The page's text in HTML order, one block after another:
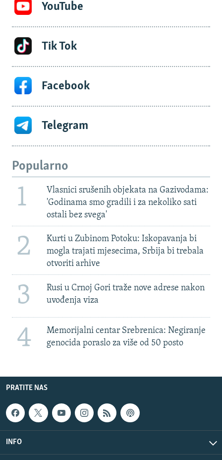
YouTube
Tik Tok
Facebook
Telegram
Popularno
1
Vlasnici srušenih objekata na Gazivodama:
'Godinama smo gradili i za nekoliko sati
ostali bez svega'
2
Kurti u Zubinom Potoku: Iskopavanja bi
mogla trajati mjesecima, Srbija bi trebala
otvoriti arhive
3
Rusi u Crnoj Gori traže nove adrese nakon
uvođenja viza
4
Memorijalni centar Srebrenica: Negiranje
genocida poraslo za više od 50 posto
PRATITE NAS
INFO